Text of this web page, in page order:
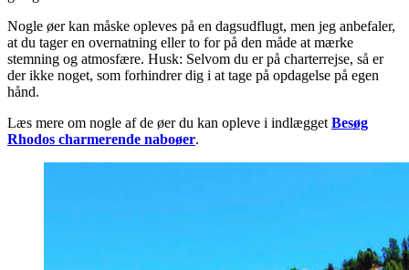
Nogle øer kan måske opleves på en dagsudflugt, men jeg anbefaler,
at du tager en overnatning eller to for på den måde at mærke
stemning og atmosfære. Husk: Selvom du er på charterrejse, så er
der ikke noget, som forhindrer dig i at tage på opdagelse på egen
hånd.
Læs mere om nogle af de øer du kan opleve i indlægget Besøg
Rhodos charmerende naboøer.